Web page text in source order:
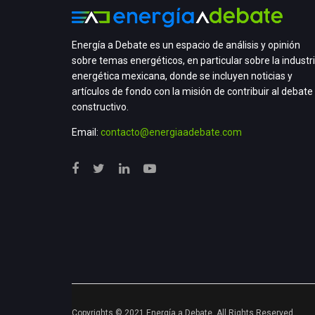
Energía a Debate es un espacio de análisis y opinión
sobre temas energéticos, en particular sobre la
energética mexicana, donde se incluyen noticias y
artículos de fondo con la misión de contribuir al debate
constructivo.
Email: contacto@energiaadebate.com
Copyrights © 2021 Energía a Debate. All Rights Reserved.